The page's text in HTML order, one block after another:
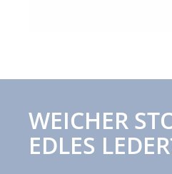
WEICHER
EDLES